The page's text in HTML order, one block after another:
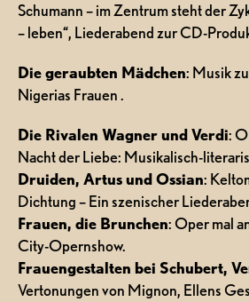
Schumann – im Zentrum steht der
– leben“, Liederabend zur CD-
Die geraubten Mädchen: Musik
Nigerias Frauen .
Die Rivalen Wagner und Verdi:
Nacht der Liebe: Musikalisch-
Druiden, Artus und Ossian:
Dichtung – Ein szenischer
Frauen, die Brunchen: Oper mal
City-Opernshow.
Frauengestalten bei Schubert,
Vertonungen von Mignon, Ellens